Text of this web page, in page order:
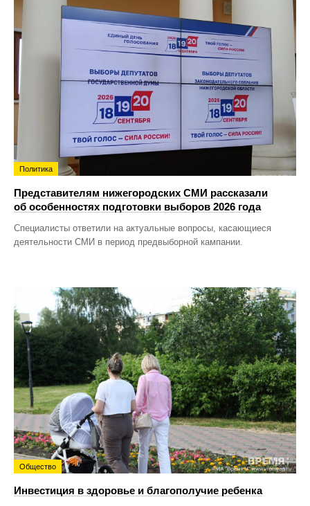
Политика
Представителям нижегородских СМИ рассказали
об особенностях подготовки выборов 2026 года
Специалисты ответили на актуальные вопросы, касающиеся
деятельности СМИ в период предвыборной кампании.
Общество
Инвестиция в здоровье и благополучие ребенка